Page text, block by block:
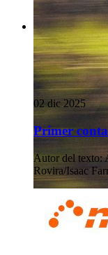
02 dic 2025
Primer
Autor del texto:
Rovira/Isaac